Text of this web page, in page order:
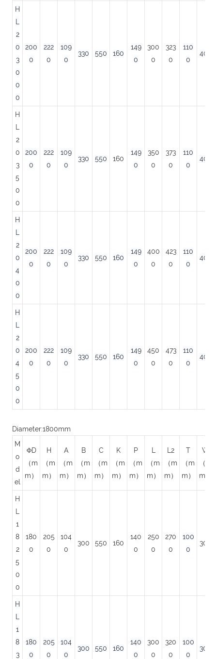
H
2
0
3
0
0
0
200
0
222
0
109
0
330 550 160
149
0
300
0
323
0
110
0
400
H
2
0
3
5
0
0
200
0
222
0
109
0
330 550 160
149
0
350
0
373
0
110
0
400
H
2
0
4
0
0
200
0
222
0
109
0
330 550 160
149
0
400
0
423
0
110
0
400
H
2
0
4
5
0
0
200
0
222
0
109
0
330 550 160
149
0
450
0
473
0
110
0
400
Diameter:1800mm
M
o
d
el
ΦD
（m
m）
H
（m
m）
A
（m
m）
B
（m
m）
C
（m
m）
K
（m
m）
P
（m
m）
（m
m）
L2
（m
m）
T
（m
m）
W
（m
m）
H
1
8
2
5
0
0
180
0
205
0
104
0
300 550 160
140
0
250
0
270
0
100
0
300
H
1
8
3
180
0
205
0
104
0
300 550 160
140
0
300
0
320
0
100
0
300